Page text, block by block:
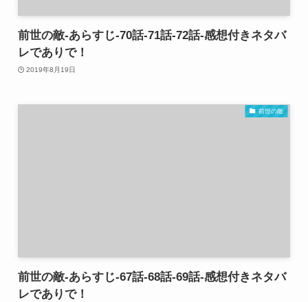
前世の敵-あらすじ-70話-71話-72話-感想付きネタバ
レでありで！
2019年8月19日
前世の敵
前世の敵-あらすじ-67話-68話-69話-感想付きネタバ
レでありで！